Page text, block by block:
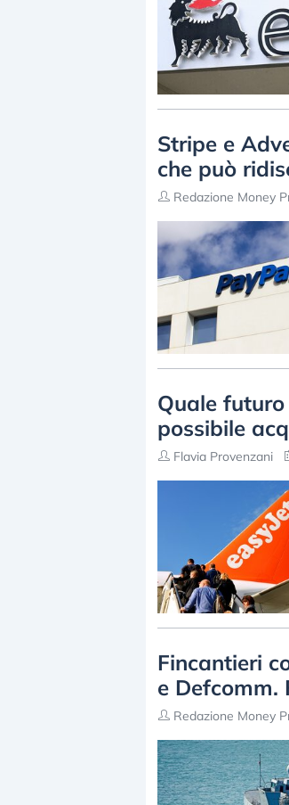
Stripe e
che può
Redazione Money
Quale
possibile
Flavia Provenzani
Fincantieri
e Defcomm.
Redazione Money